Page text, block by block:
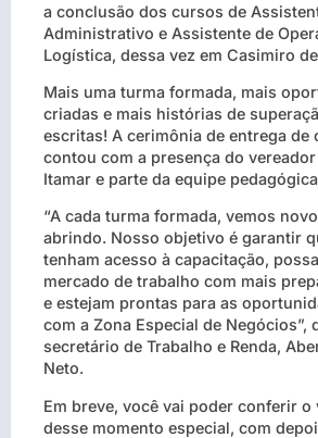
a conclusão dos cursos de
Administrativo e Assistente de
Logística, dessa vez em Casimiro
Mais uma turma formada, mais
criadas e mais histórias de
escritas! A cerimônia de entrega de
contou com a presença do
Itamar e parte da equipe
“A cada turma formada, vemos
abrindo. Nosso objetivo é garantir
tenham acesso à capacitação,
mercado de trabalho com mais
e estejam prontas para as
com a Zona Especial de Negócios”,
secretário de Trabalho e Renda,
Neto.
Em breve, você vai poder conferir o
desse momento especial, com